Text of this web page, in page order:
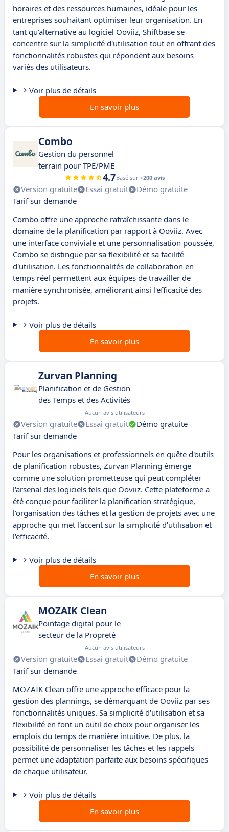
horaires et des ressources humaines, idéale pour les
entreprises souhaitant optimiser leur organisation. En
tant qu'alternative au logiciel Ooviiz, Shiftbase se
concentre sur la simplicité d'utilisation tout en offrant des
fonctionnalités robustes qui répondent aux besoins
variés des utilisateurs.
Voir plus de détails
En savoir plus
Combo
Gestion du personnel
terrain pour TPE/PME
4.7Basé sur +200 avis
Version gratuite Essai gratuit
Démo gratuite
Tarif sur demande
Combo offre une approche rafraîchissante dans le
domaine de la planification par rapport à Ooviiz. Avec
une interface conviviale et une personnalisation poussée,
Combo se distingue par sa flexibilité et sa facilité
d'utilisation. Les fonctionnalités de collaboration en
temps réel permettent aux équipes de travailler de
manière synchronisée, améliorant ainsi l'efficacité des
projets.
Voir plus de détails
En savoir plus
Zurvan Planning
Planification et de Gestion
des Temps et des Activités
Aucun avis utilisateurs
Version gratuite Essai gratuit
Démo gratuite
Tarif sur demande
Pour les organisations et professionnels en quête d'outils
de planification robustes, Zurvan Planning émerge
comme une solution prometteuse qui peut compléter
l'arsenal des logiciels tels que Ooviiz. Cette plateforme a
été conçue pour faciliter la planification stratégique,
l'organisation des tâches et la gestion de projets avec une
approche qui met l'accent sur la simplicité d'utilisation et
l'efficacité.
Voir plus de détails
En savoir plus
MOZAIK Clean
Pointage digital pour le
secteur de la Propreté
Aucun avis utilisateurs
Version gratuite Essai gratuit
Démo gratuite
Tarif sur demande
MOZAIK Clean offre une approche efficace pour la
gestion des plannings, se démarquant de Ooviiz par ses
fonctionnalités uniques. Sa simplicité d'utilisation et sa
flexibilité en font un outil de choix pour organiser les
emplois du temps de manière intuitive. De plus, la
possibilité de personnaliser les tâches et les rappels
permet une adaptation parfaite aux besoins spécifiques
de chaque utilisateur.
Voir plus de détails
En savoir plus